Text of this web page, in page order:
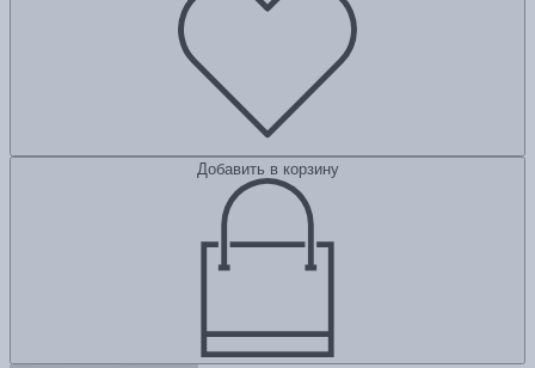
Добавить в корзину